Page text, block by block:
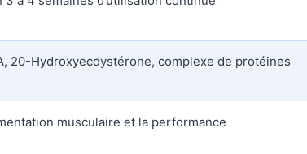
20-Hydroxyecdystérone, complexe de protéines
musculaire et la performance